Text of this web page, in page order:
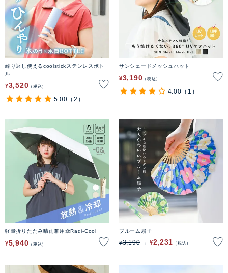
繰り返し使えるcoolstickステンレスボト
ル
¥3,520 税込
5.00 （2）
サンシェードメッシュハット
¥3,190 税込
4.00 （1）
軽量折りたたみ晴雨兼用傘Radi-Cool
¥5,940 税込
ブルーム扇子
¥3,190 ¥2,231 税込